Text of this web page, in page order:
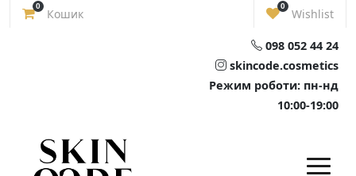
Skip
0
Кошик
0
Wishlist
098 052 44 24
skincode.cosmetics
Режим роботи: пн-нд
10:00-19:00